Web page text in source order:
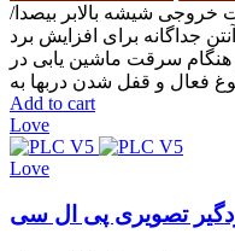
خروجی شیشه بالابر بیصدا/
جداگانه برای افزایش برد
سرقت ماشین یابی در
Add to cart
Love
Love